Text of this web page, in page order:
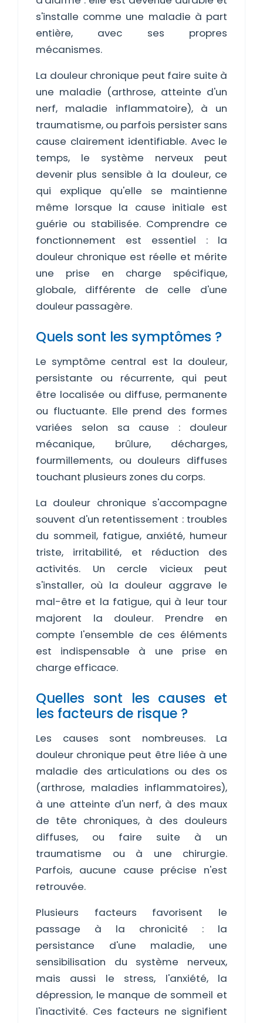
s'installe comme une maladie à part
entière, avec ses propres
mécanismes.
La douleur chronique peut faire suite à
une maladie (arthrose, atteinte d'un
nerf, maladie inflammatoire), à un
traumatisme, ou parfois persister sans
cause clairement identifiable. Avec le
temps, le système nerveux peut
devenir plus sensible à la douleur, ce
qui explique qu'elle se maintienne
même lorsque la cause initiale est
guérie ou stabilisée. Comprendre ce
fonctionnement est essentiel : la
douleur chronique est réelle et mérite
une prise en charge spécifique,
globale, différente de celle d'une
douleur passagère.
Quels sont les symptômes ?
Le symptôme central est la douleur,
persistante ou récurrente, qui peut
être localisée ou diffuse, permanente
ou fluctuante. Elle prend des formes
variées selon sa cause : douleur
mécanique, brûlure, décharges,
fourmillements, ou douleurs diffuses
touchant plusieurs zones du corps.
La douleur chronique s'accompagne
souvent d'un retentissement : troubles
du sommeil, fatigue, anxiété, humeur
triste, irritabilité, et réduction des
activités. Un cercle vicieux peut
s'installer, où la douleur aggrave le
mal-être et la fatigue, qui à leur tour
majorent la douleur. Prendre en
compte l'ensemble de ces éléments
est indispensable à une prise en
charge efficace.
Quelles sont les causes et
les facteurs de risque ?
Les causes sont nombreuses. La
douleur chronique peut être liée à une
maladie des articulations ou des os
(arthrose, maladies inflammatoires),
à une atteinte d'un nerf, à des maux
de tête chroniques, à des douleurs
diffuses, ou faire suite à un
traumatisme ou à une chirurgie.
Parfois, aucune cause précise n'est
retrouvée.
Plusieurs facteurs favorisent le
passage à la chronicité : la
persistance d'une maladie, une
sensibilisation du système nerveux,
mais aussi le stress, l'anxiété, la
dépression, le manque de sommeil et
l'inactivité. Ces facteurs ne signifient